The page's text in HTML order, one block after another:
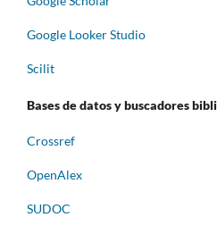
Google Looker Studio
Scilit
Bases de datos y buscadores
Crossref
OpenAlex
SUDOC